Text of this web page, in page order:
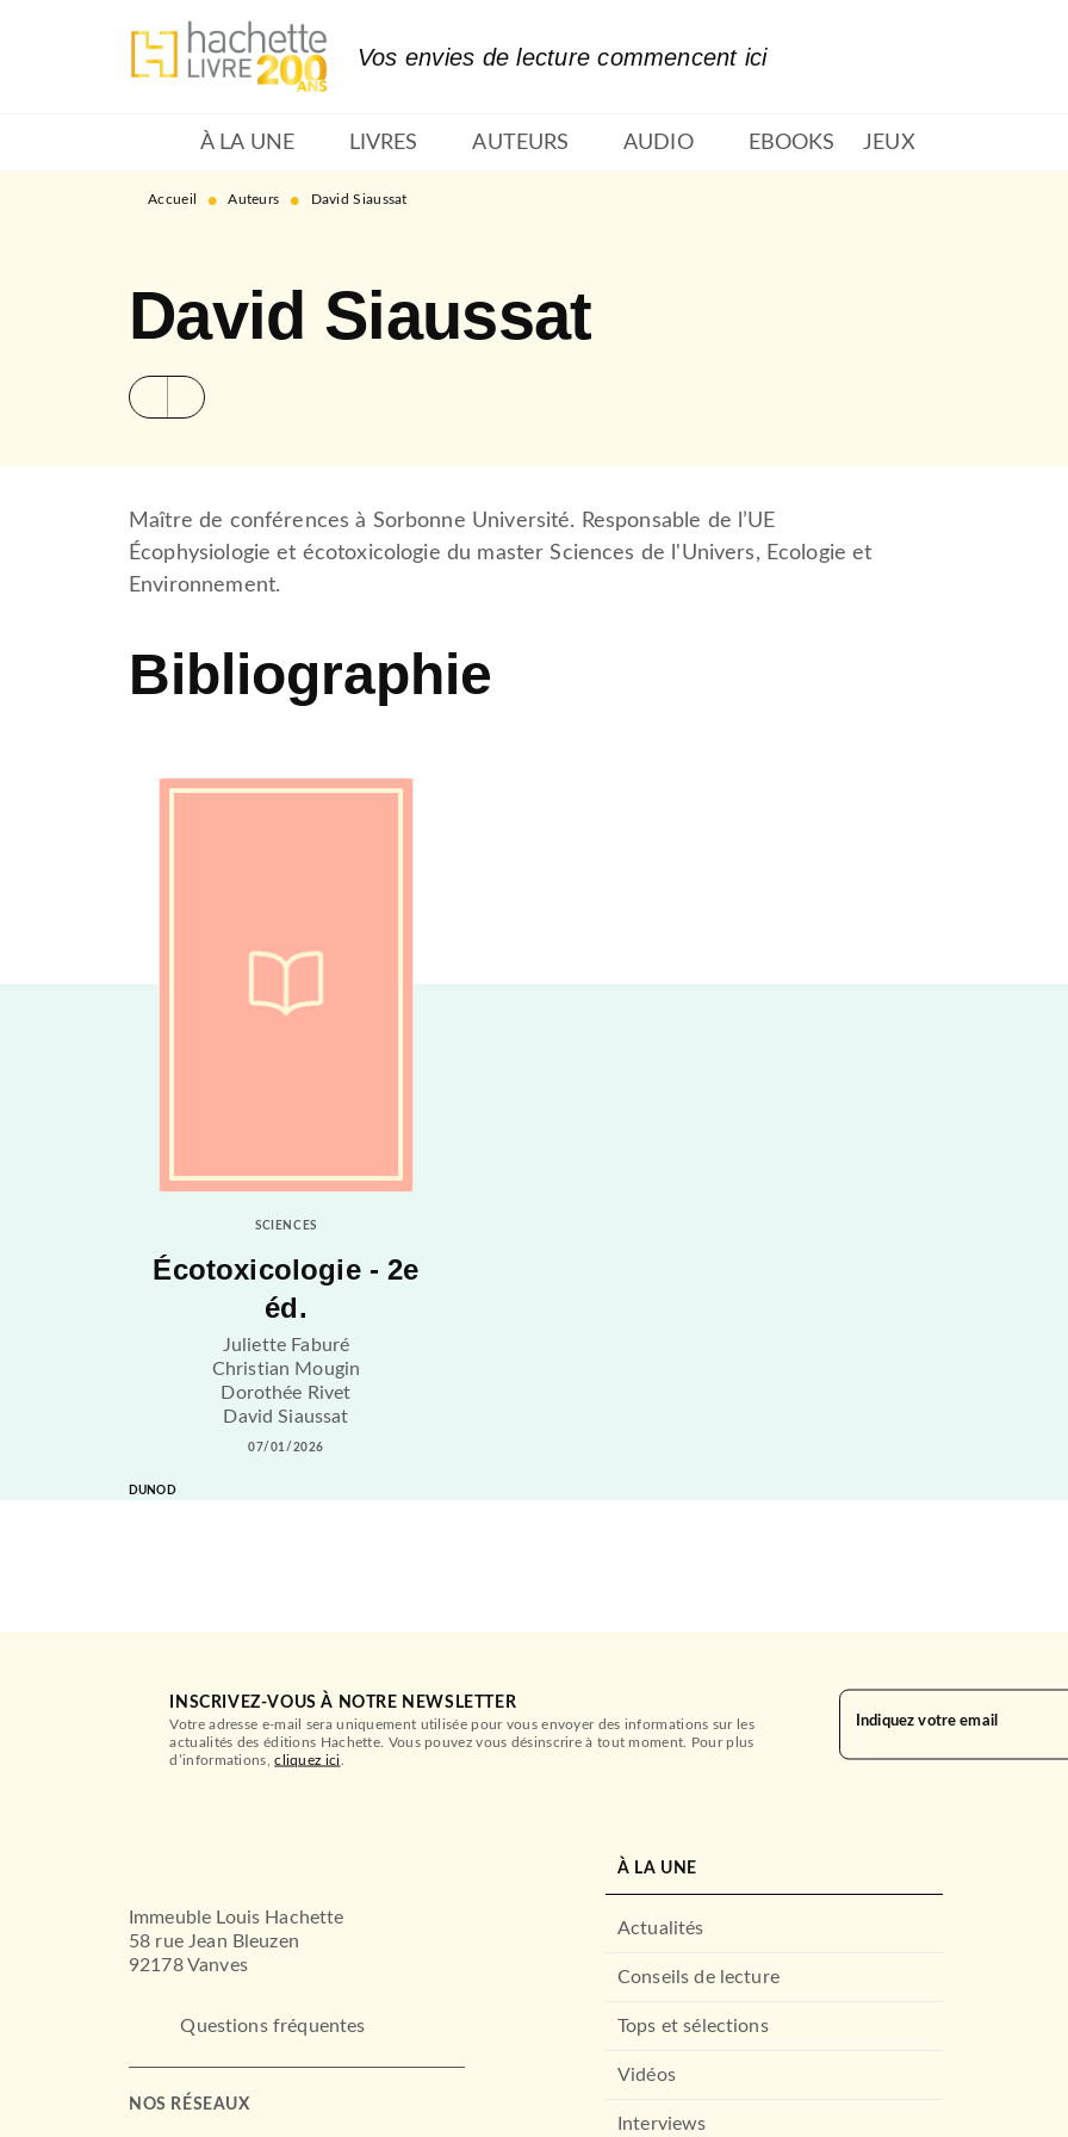
MENU RECHERCHE
Vos envies de lecture commencent ici
À LA UNE LIVRES AUTEURS AUDIO EBOOKS JEUX
Accueil • Auteurs • David Siaussat
David Siaussat
Maître de conférences à Sorbonne Université. Responsable de l’UE
Écophysiologie et écotoxicologie du master Sciences de l'Univers, Ecologie et
Environnement.
Bibliographie
SCIENCES
Écotoxicologie - 2e
éd.
Juliette Faburé
Christian Mougin
Dorothée Rivet
David Siaussat
07/01/2026
DUNOD
INSCRIVEZ-VOUS À NOTRE NEWSLETTER
Votre adresse e-mail sera uniquement utilisée pour vous envoyer des informations sur les
actualités des éditions Hachette. Vous pouvez vous désinscrire à tout moment. Pour plus
d’informations,cliquez ici
Indiquez votre email
Immeuble Louis Hachette
58 rue Jean Bleuzen
92178 Vanves
Questions fréquentes
NOS RÉSEAUX
À LA UNE
Actualités
Conseils de lecture
Tops et sélections
Vidéos
Interviews